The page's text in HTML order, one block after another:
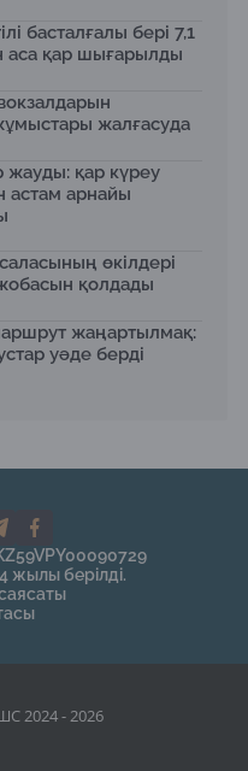
басталғалы бері 7,1
аса қар шығарылды
жалғасуда
жауды: қар күреу
астам арнайы
өкілдері
қолдады
жаңартылмақ:
уәде берді
жылы берілді.
2024 - 2026